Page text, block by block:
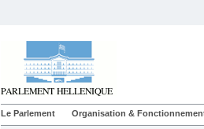
Le Parlement Organisation &